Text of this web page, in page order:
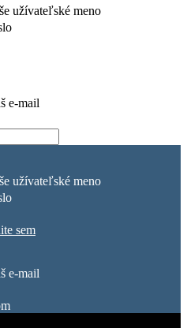
užívateľské meno
e-mail
užívateľské meno
sem
e-mail